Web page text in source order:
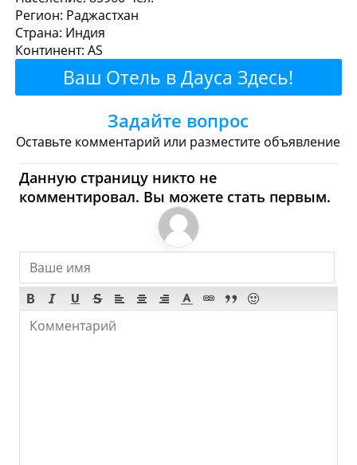
перекусить?
Рестораны Кафе Бары
Пиво
Булочные
Супермаркеты
Торговые Центры
Дауса - Где купить?
Магазины, Шоппинг
Продукты
Булочные
Супермаркеты
Торговые Центры
Мода
Регион: Раджастхан
Страна: Индия
Континент: AS
Ваш Отель в Дауса Здесь!
Задайте вопрос
Оставьте комментарий или разместите объявление
Данную страницу никто не
комментировал. Вы можете стать первым.